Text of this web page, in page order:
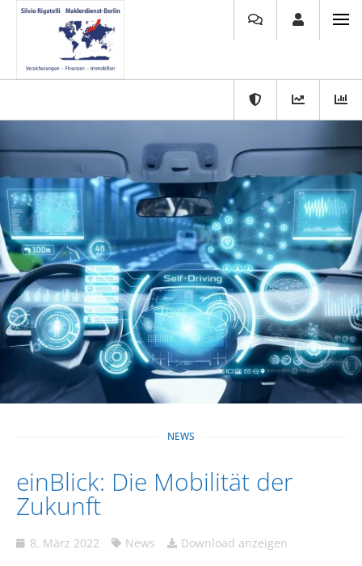
NEWS
einBlick: Die Mobilität der
Zukunft
8. März 2022 News Download anzeigen